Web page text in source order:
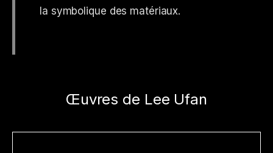
la symbolique des matériaux.
Œuvres de Lee Ufan